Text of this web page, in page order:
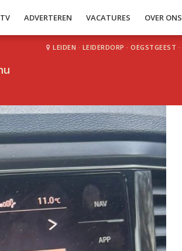
TV ADVERTEREN VACATURES OVER ONS
LEIDEN · LEIDERDORP · OEGSTGEEST ·